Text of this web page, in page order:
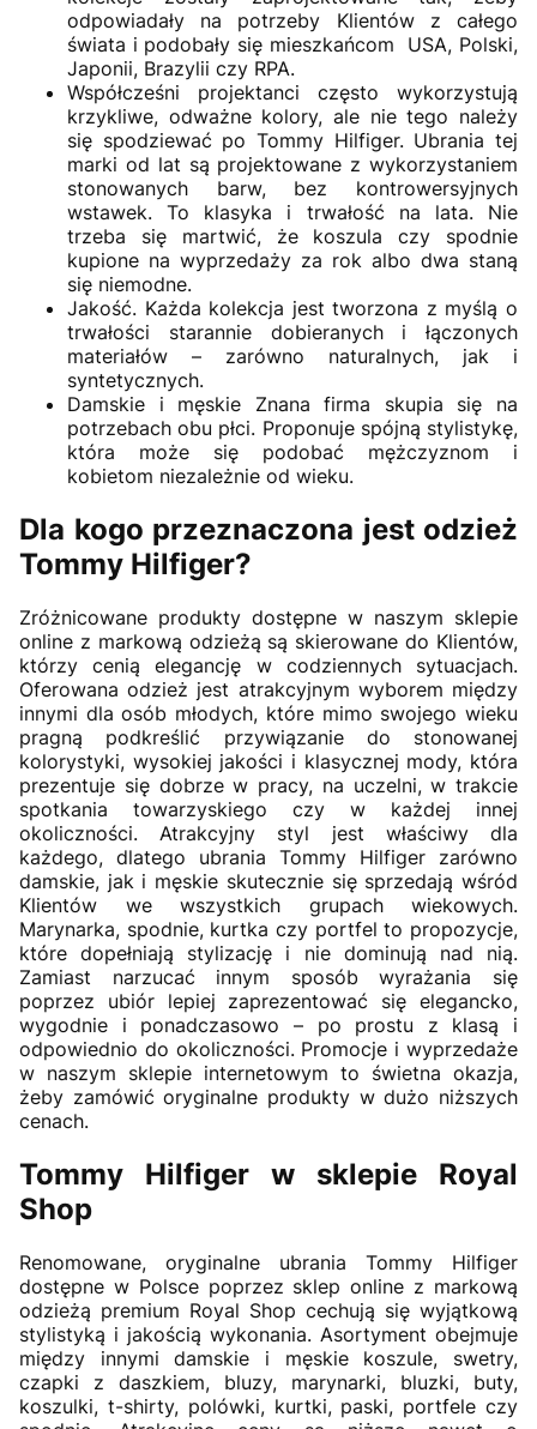
odpowiadały na potrzeby Klientów z całego
świata i podobały się mieszkańcom USA, Polski,
Japonii, Brazylii czy RPA.
Współcześni projektanci często wykorzystują
krzykliwe, odważne kolory, ale nie tego należy
się spodziewać po Tommy Hilfiger. Ubrania tej
marki od lat są projektowane z wykorzystaniem
stonowanych barw, bez kontrowersyjnych
wstawek. To klasyka i trwałość na lata. Nie
trzeba się martwić, że koszula czy spodnie
kupione na wyprzedaży za rok albo dwa staną
się niemodne.
Jakość. Każda kolekcja jest tworzona z myślą o
trwałości starannie dobieranych i łączonych
materiałów – zarówno naturalnych, jak i
syntetycznych.
Damskie i męskie Znana firma skupia się na
potrzebach obu płci. Proponuje spójną stylistykę,
która może się podobać mężczyznom i
kobietom niezależnie od wieku.
Dla kogo przeznaczona jest odzież
Tommy Hilfiger?
Zróżnicowane produkty dostępne w naszym sklepie
online z markową odzieżą są skierowane do Klientów,
którzy cenią elegancję w codziennych sytuacjach.
Oferowana odzież jest atrakcyjnym wyborem między
innymi dla osób młodych, które mimo swojego wieku
pragną podkreślić przywiązanie do stonowanej
kolorystyki, wysokiej jakości i klasycznej mody, która
prezentuje się dobrze w pracy, na uczelni, w trakcie
spotkania towarzyskiego czy w każdej innej
okoliczności. Atrakcyjny styl jest właściwy dla
każdego, dlatego ubrania Tommy Hilfiger zarówno
damskie, jak i męskie skutecznie się sprzedają wśród
Klientów we wszystkich grupach wiekowych.
Marynarka, spodnie, kurtka czy portfel to propozycje,
które dopełniają stylizację i nie dominują nad nią.
Zamiast narzucać innym sposób wyrażania się
poprzez ubiór lepiej zaprezentować się elegancko,
wygodnie i ponadczasowo – po prostu z klasą i
odpowiednio do okoliczności. Promocje i wyprzedaże
w naszym sklepie internetowym to świetna okazja,
żeby zamówić oryginalne produkty w dużo niższych
cenach.
Tommy Hilfiger w sklepie Royal
Shop
Renomowane, oryginalne ubrania Tommy Hilfiger
dostępne w Polsce poprzez sklep online z markową
odzieżą premium Royal Shop cechują się wyjątkową
stylistyką i jakością wykonania. Asortyment obejmuje
między innymi damskie i męskie koszule, swetry,
czapki z daszkiem, bluzy, marynarki, bluzki, buty,
koszulki, t-shirty, polówki, kurtki, paski, portfele czy